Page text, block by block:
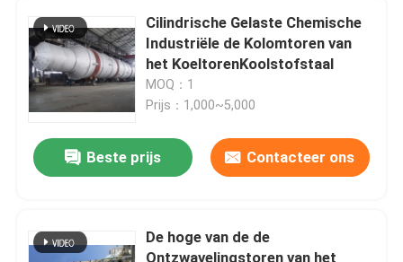
Cilindrische Gelaste Chemische
Industriële de Kolomtoren van
het KoeltorenKoolstofstaal
MOQ：1
Prijs：1,000~5,000
Beste prijs Contacteer ons
De hoge van de de
Ontzwavelingstoren van het